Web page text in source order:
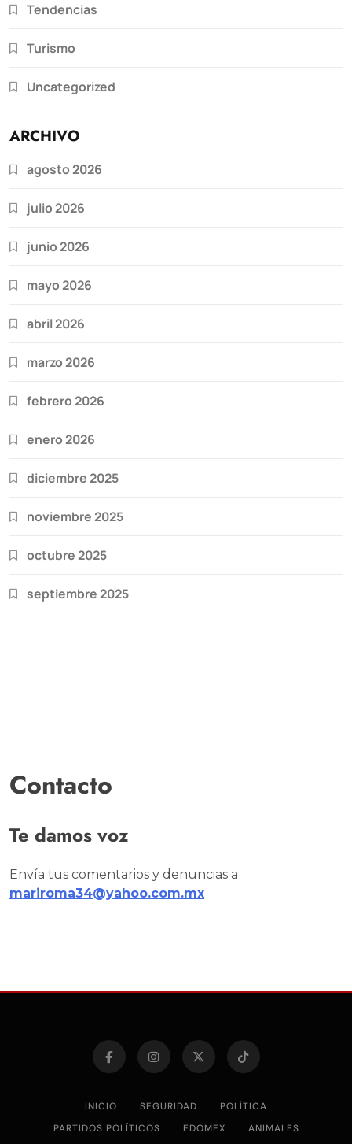
Tendencias
Turismo
Uncategorized
ARCHIVO
agosto 2026
julio 2026
junio 2026
mayo 2026
abril 2026
marzo 2026
febrero 2026
enero 2026
diciembre 2025
noviembre 2025
octubre 2025
septiembre 2025
Contacto
Te damos voz
Envía tus comentarios y denuncias a
mariroma34@yahoo.com.mx
INICIO SEGURIDAD
POLÍTICA
PARTIDOS POLÍTICOS
EDOMEX
ANIMALES